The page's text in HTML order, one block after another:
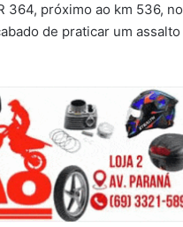
364, próximo ao km 536, no
de praticar um assalto